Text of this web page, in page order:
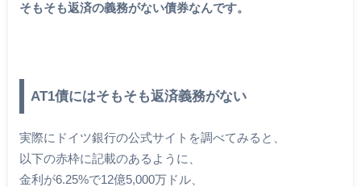
そもそも返済の義務がない債券なんです。
AT1債にはそもそも返済義務がない
実際にドイツ銀行の公式サイトを調べてみると、
以下の赤枠に記載のあるように、
金利が6.25%で12億5,000万ドル、